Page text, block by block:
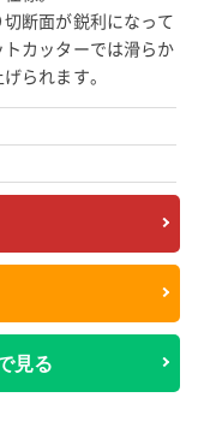
断面が鋭利になって
カッターでは滑らか
られます。
見る